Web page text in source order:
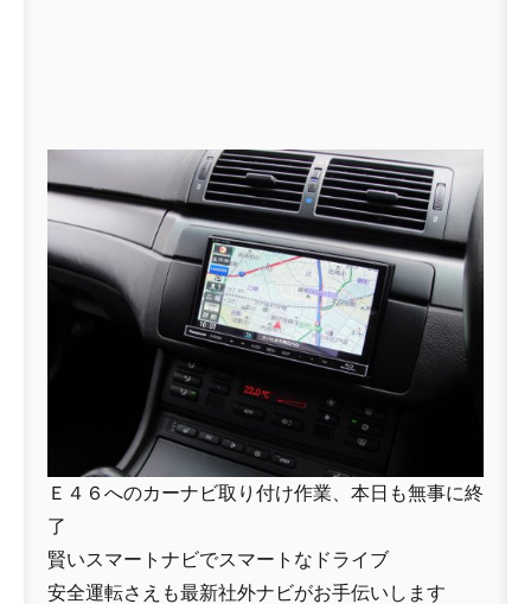
Ｅ４６へのカーナビ取り付け作業、本日も無事に終
了
賢いスマートナビでスマートなドライブ
安全運転さえも最新社外ナビがお手伝いします